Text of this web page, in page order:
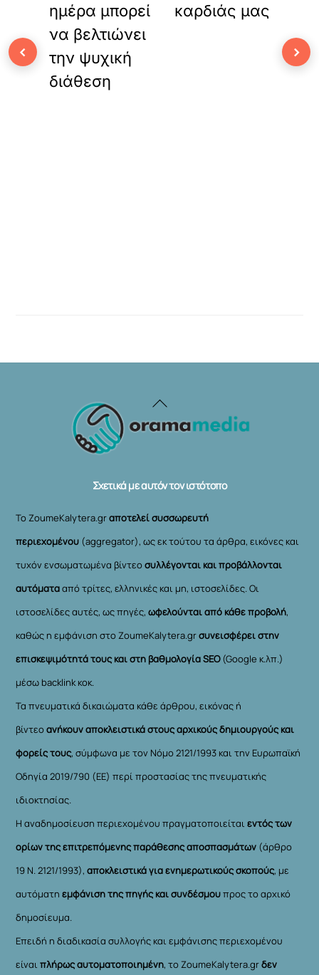
ημέρα μπορεί
να βελτιώνει
την ψυχική
διάθεση
καρδιάς μας
Back
To
Σχετικά με αυτόν τον ιστότοπο
Το ZoumeKalytera.grαποτελεί συσσωρευτή
περιεχομένου (aggregator), ως εκ τούτου τα άρθρα, εικόνες και
τυχόν ενσωματωμένα βίντεοσυλλέγονται και προβάλλονται
αυτόματααπό τρίτες, ελληνικές και μη, ιστοσελίδες. Οι
ιστοσελίδες αυτές, ως πηγές,ωφελούνται από κάθε προβολή,
καθώς η εμφάνιση στο ZoumeKalytera.grσυνεισφέρει στην
επισκεψιμότητά τους και στη βαθμολογία SEO(Google κ.λπ.)
μέσω backlink κοκ.
Τα πνευματικά δικαιώματα κάθε άρθρου, εικόνας ή
βίντεοανήκουν αποκλειστικά στους αρχικούς δημιουργούς και
φορείς τους, σύμφωνα με τον Νόμο 2121/1993 και την Ευρωπαϊκή
Οδηγία 2019/790 (ΕΕ) περί προστασίας της πνευματικής
ιδιοκτησίας.
Η αναδημοσίευση περιεχομένου πραγματοποιείταιεντός των
ορίων της επιτρεπόμενης παράθεσης αποσπασμάτων (άρθρο
19 Ν. 2121/1993), αποκλειστικά για ενημερωτικούς σκοπούς, με
αυτόματηεμφάνιση της πηγής και συνδέσμουπρος το αρχικό
δημοσίευμα.
Επειδή η διαδικασία συλλογής και εμφάνισης περιεχομένου
είναιπλήρως αυτοματοποιημένη, το ZoumeKalytera.grδεν
‹ ›